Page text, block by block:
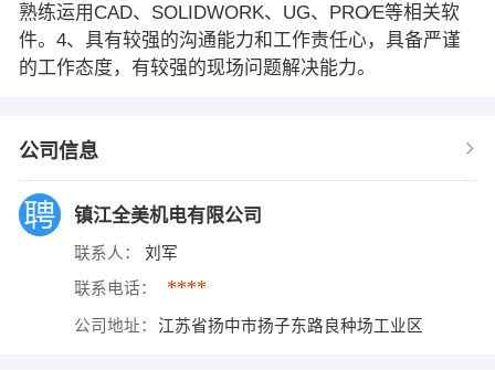
熟练运用CAD、SOLIDWORK、UG、PRO∕E等相关软
件。4、具有较强的沟通能力和工作责任心，具备严谨
的工作态度，有较强的现场问题解决能力。
公司信息
镇江全美机电有限公司
联系人： 刘军
联系电话： ****
公司地址： 江苏省扬中市扬子东路良种场工业区